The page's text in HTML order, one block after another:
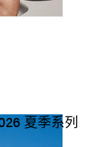
夏季系列